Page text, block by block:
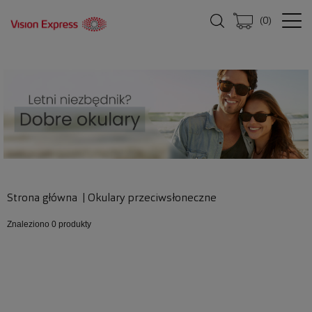
(0)
Strona główna Okulary przeciwsłoneczne
Znaleziono 0 produkty